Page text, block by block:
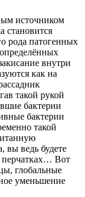
источником
становится
рода патогенных
внутри
как на
такой рукой
бактерии
бактерии
такой
вы ведь будете
Вот
глобальные
уменьшение